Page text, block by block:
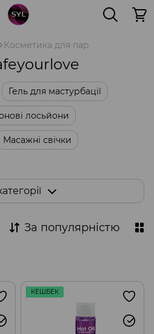
Косметика для пар
Гель для мастурбації
лосьйони
Масажні свічки
та силікону
За популярністю
КЕШБЕК